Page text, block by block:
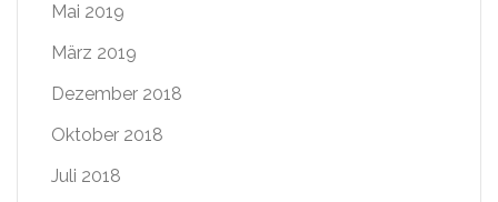
Mai 2019
März 2019
Dezember 2018
Oktober 2018
Juli 2018